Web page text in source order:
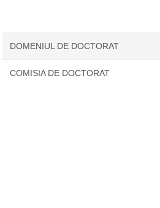
DOMENIUL DE DOCTORAT
COMISIA DE DOCTORAT